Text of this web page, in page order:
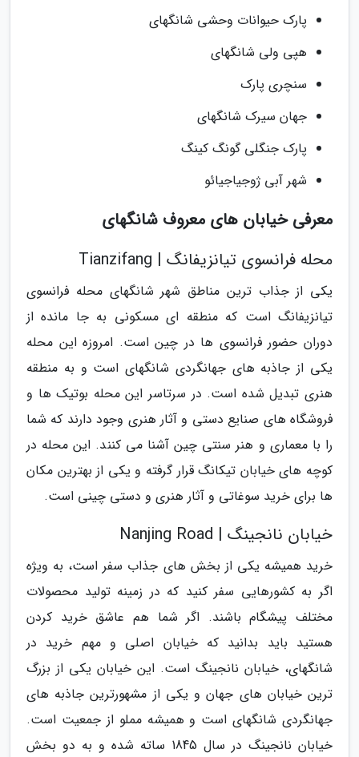
پارک حیوانات وحشی شانگهای
هپی ولی شانگهای
سنچری پارک
جهان سیرک شانگهای
پارک جنگلی گونگ کینگ
شهر آبی ژوجیاجیائو
معرفی خیابان های معروف شانگهای
محله فرانسوی تیانزیفانگ | Tianzifang
یکی از جذاب ترین مناطق شهر شانگهای محله فرانسوی
تیانزیفانگ است که منطقه ای مسکونی به جا مانده از
دوران حضور فرانسوی ها در چین است. امروزه این محله
یکی از جاذبه های جهانگردی شانگهای است و به منطقه
هنری تبدیل شده است. در سرتاسر این محله بوتیک ها و
فروشگاه های صنایع دستی و آثار هنری وجود دارند که شما
را با معماری و هنر سنتی چین آشنا می کنند. این محله در
کوچه های خیابان تیکانگ قرار گرفته و یکی از بهترین مکان
ها برای خرید سوغاتی و آثار هنری و دستی چینی است.
خیابان نانجینگ | Nanjing Road
خرید همیشه یکی از بخش های جذاب سفر است، به ویژه
اگر به کشورهایی سفر کنید که در زمینه تولید محصولات
مختلف پیشگام باشند. اگر شما هم عاشق خرید کردن
هستید باید بدانید که خیابان اصلی و مهم خرید در
شانگهای، خیابان نانجینگ است. این خیابان یکی از بزرگ
ترین خیابان های جهان و یکی از مشهورترین جاذبه های
جهانگردی شانگهای است و همیشه مملو از جمعیت است.
خیابان نانجینگ در سال 1845 ساته شده و به دو بخش